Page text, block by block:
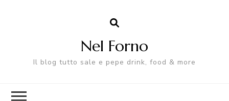
Nel Forno
Il blog tutto sale e pepe drink, food & more